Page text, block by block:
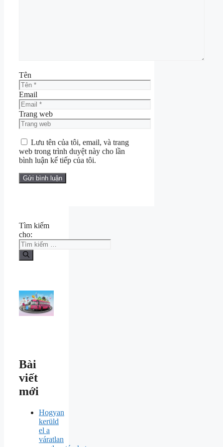
Tên
Email
Trang web
Lưu tên của tôi, email, và trang
web trong trình duyệt này cho lần
bình luận kế tiếp của tôi.
Tìm kiếm
cho:
Bài
viết
mới
Hogyan
kerüld
el a
váratlan